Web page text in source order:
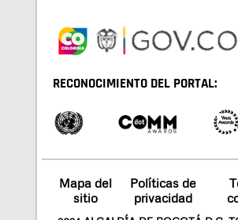
RECONOCIMIENTO DEL PORTAL:
Mapa del
sitio
Políticas de
privacidad